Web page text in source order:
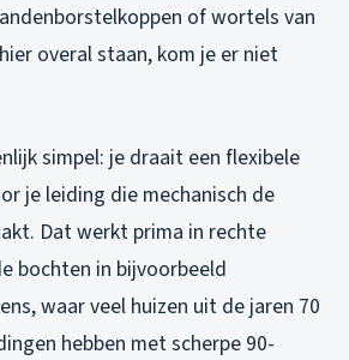
of wortels van
overal staan, kom je er niet
simpel: je draait een flexibele
je leiding die mechanisch de
Dat werkt prima in rechte
bochten in bijvoorbeeld
waar veel huizen uit de jaren 70
hebben met scherpe 90-